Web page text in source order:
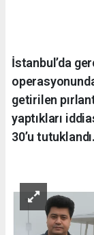
İstanbul’da
getirilen
yaptıkları
30’u tutuklandı.